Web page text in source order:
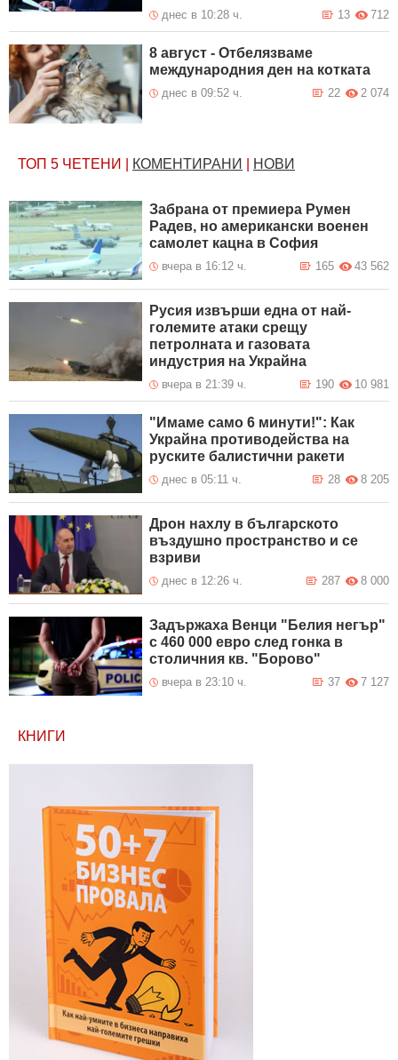
днес в 10:28 ч. 712
13
8 август - Отбелязваме
международния ден на котката
днес в 09:52 ч. 2 074
22
ТОП 5 ЧЕТЕНИ КОМЕНТИРАНИ НОВИ
Забрана от премиера Румен
Радев, но американски военен
самолет кацна в София
вчера в 16:12 ч. 43 562
165
Русия извърши една от най-
големите атаки срещу
петролната и газовата
индустрия на Украйна
вчера в 21:39 ч. 10 981
190
"Имаме само 6 минути!": Как
Украйна противодейства на
руските балистични ракети
днес в 05:11 ч. 8 205
28
Дрон нахлу в българското
въздушно пространство и се
взриви
днес в 12:26 ч. 8 000
287
Задържаха Венци "Белия негър"
с 460 000 евро след гонка в
столичния кв. "Борово"
вчера в 23:10 ч. 7 127
37
КНИГИ